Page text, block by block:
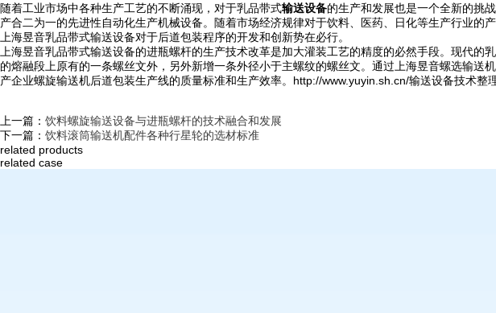
随着工业市场中各种生产工艺的不断涌现，对于乳品带式输送设备的生产和发展也是一个全新的挑
产合二为一的先进性自动化生产机械设备。随着市场经济规律对于饮料、医药、日化等生产行业
上海昱音乳品带式输送设备对于后道包装程序的开发和创新势在必行。
上海昱音乳品带式输送设备的进瓶螺杆的生产技术改革是加大灌装工艺的精度的必然手段。现代
的熔融段上原有的一条螺丝文外，另外新增一条外径小于主螺纹的螺丝文。通过上海昱音螺选输
产企业螺旋输送机后道包装生产线的质量标准和生产效率。http://www.yuyin.sh.cn/输送设备技术整理
上一篇： 饮料螺旋输送设备与进瓶螺杆的技术融合和发展
下一篇： 饮料滚筒输送机配件各种行星轮的选材标准
related products
related case